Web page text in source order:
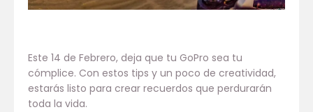
Este 14 de Febrero, deja que tu GoPro sea tu
cómplice. Con estos tips y un poco de creatividad,
estarás listo para crear recuerdos que perdurarán
toda la vida.